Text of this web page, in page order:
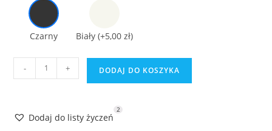
Czarny Biały(+5,00 zł)
Podstawka
Star
- + DODAJ DO KOSZYKA
Dodaj do listy życzeń
2